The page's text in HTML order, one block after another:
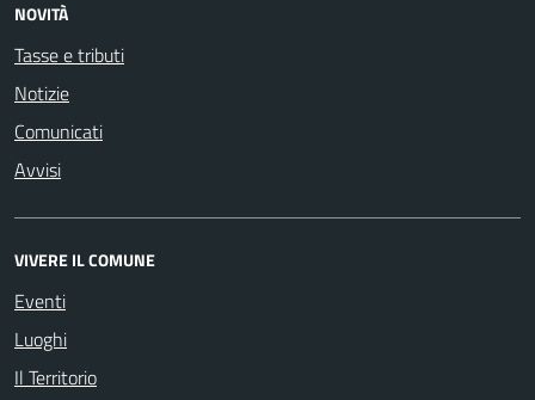
NOVITÀ
Tasse e tributi
Notizie
Comunicati
Avvisi
VIVERE IL COMUNE
Eventi
Luoghi
Il Territorio